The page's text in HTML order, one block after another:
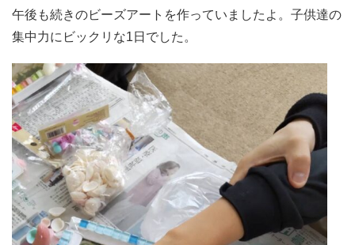
午後も続きのビーズアートを作っていましたよ。子供達の
集中力にビックリな1日でした。